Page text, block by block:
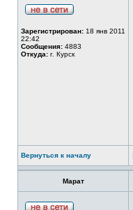
Зарегистрирован: 18 янв 2011
22:42
Сообщения: 4883
Откуда: г. Курск
Вернуться к началу
Марат